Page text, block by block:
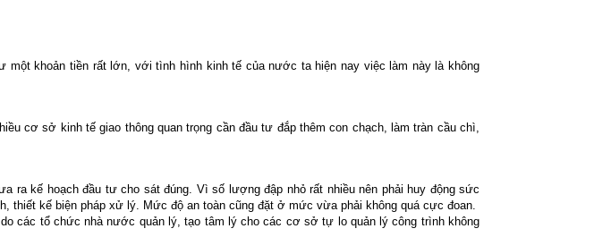
khoản tiền rất lớn, với tình hình kinh tế của nước ta hiện nay việc làm này là không
cơ sở kinh tế giao thông quan trọng cần đầu tư đắp thêm con chạch, làm tràn cầu chì,
ra kế hoạch đầu tư cho sát đúng. Vì số lượng đập nhỏ rất nhiều nên phải huy động sức
thiết kế biện pháp xử lý. Mức độ an toàn cũng đặt ở mức vừa phải không quá cực đoan.
các tổ chức nhà nước quản lý, tạo tâm lý cho các cơ sở tự lo quản lý công trình không